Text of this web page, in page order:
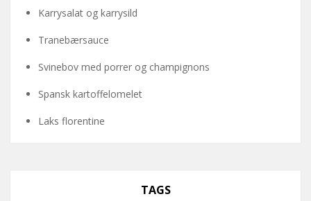
Karrysalat og karrysild
Tranebærsauce
Svinebov med porrer og champignons
Spansk kartoffelomelet
Laks florentine
TAGS